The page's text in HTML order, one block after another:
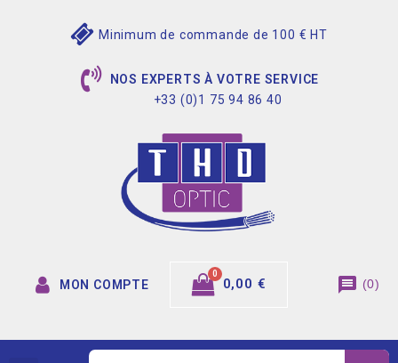
Minimum de commande de 100 € HT
NOS EXPERTS À VOTRE SERVICE
+33 (0)1 75 94 86 40
MON COMPTE 0,00 € message (0)